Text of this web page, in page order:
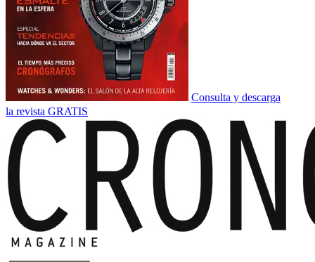
Consulta y descarga
la revista GRATIS